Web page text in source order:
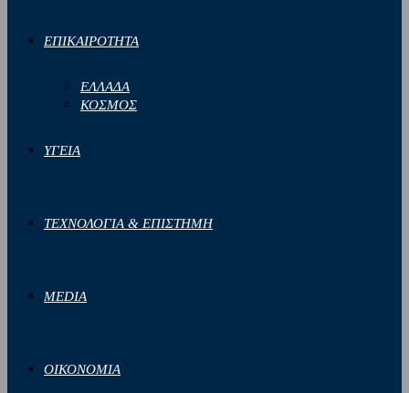
ΕΠΙΚΑΙΡΟΤΗΤΑ
ΕΛΛΑΔΑ
ΚΟΣΜΟΣ
ΥΓΕΙΑ
ΤΕΧΝΟΛΟΓΙΑ & ΕΠΙΣΤΗΜΗ
MEDIA
ΟΙΚΟΝΟΜΙΑ